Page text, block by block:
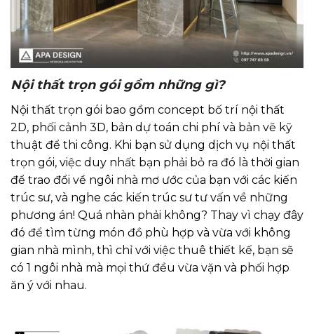
Nội thất trọn gói gồm những gì?
Nội thất trọn gói bao gồm concept bố trí nội thất
2D, phối cảnh 3D, bản dự toán chi phí và bản vẽ kỹ
thuật để thi công. Khi bạn sử dụng dịch vụ nội thất
trọn gói, việc duy nhất bạn phải bỏ ra đó là thời gian
để trao đổi về ngôi nhà mơ ước của bạn với các kiến
trúc sư, và nghe các kiến trúc sư tư vấn về những
phương án! Quá nhàn phải không? Thay vì chạy đây
đó để tìm từng món đồ phù hợp và vừa với không
gian nhà mình, thì chỉ với việc thuê thiết kế, bạn sẽ
có 1 ngôi nhà mà mọi thứ đều vừa vặn và phối hợp
ăn ý với nhau.